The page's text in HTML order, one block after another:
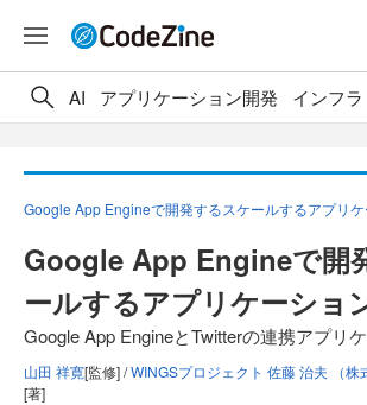
AI アプリケーション開発 インフラ
Google App Engineで開発するスケールするアプリ
Google App Engineで開
ールするアプリケーショ
Google App EngineとTwitterの連携アプリ
山田 祥寛[監修] /WINGSプロジェクト 佐藤 治夫 （株
[著]